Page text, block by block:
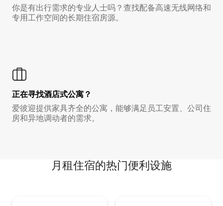
你是有出行需求的专业人士吗？查找配备高速无线网络和
专用工作空间的长期住宿房源。
正在寻找酒店式公寓？
爱彼迎提供家具齐全的公寓，能够满足员工安置、公司住
房和异地调动者的需求。
月租住宿的热门便利设施